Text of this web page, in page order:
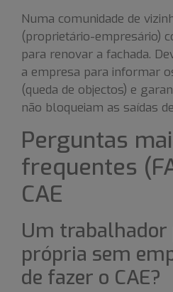
Numa comunidade de
(proprietário-empresário)
para renovar a fachada.
a empresa para informar
(queda de objectos) e
não bloqueiam as saídas
Perguntas
frequentes
CAE
Um trabalhador
própria sem
de fazer o CAE?